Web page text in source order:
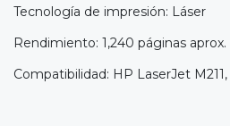
Tecnología de impresión: Láser
Rendimiento: 1,240 páginas aprox.
Compatibilidad: HP LaserJet